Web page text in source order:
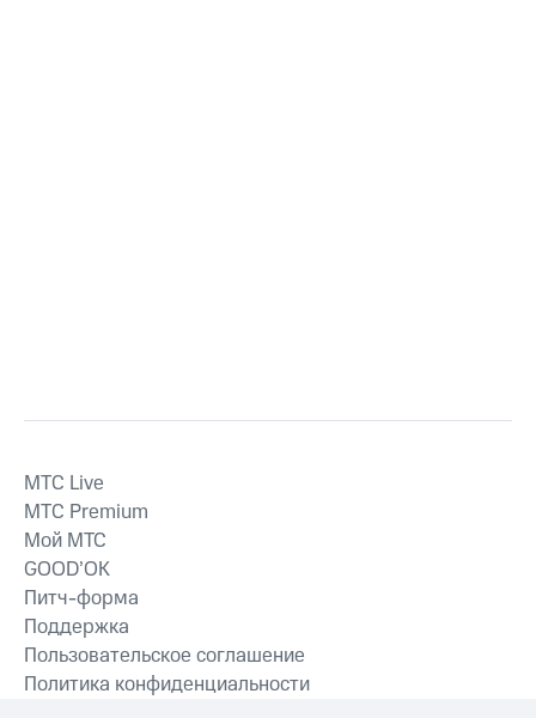
MTС Live
MTС Premium
Мой МТС
GOOD’OK
Питч-форма
Поддержка
Пользовательское соглашение
Политика конфиденциальности